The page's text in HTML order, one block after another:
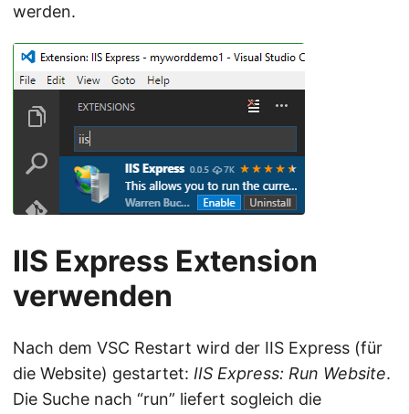
werden.
IIS Express Extension
verwenden
Nach dem VSC Restart wird der IIS Express (für
die Website) gestartet: IIS Express: Run Website.
Die Suche nach “run” liefert sogleich die